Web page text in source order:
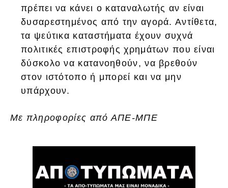
πρέπει να κάνει ο καταναλωτής αν είναι
δυσαρεστημένος από την αγορά. Αντίθετα,
τα ψεύτικα καταστήματα έχουν συχνά
πολιτικές επιστροφής χρημάτων που είναι
δύσκολο να κατανοηθούν, να βρεθούν
στον ιστότοπο ή μπορεί και να μην
υπάρχουν.
Με πληροφορίες από ΑΠΕ-ΜΠΕ